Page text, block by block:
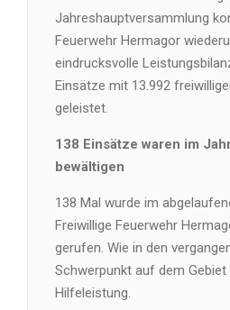
Jahreshauptversammlung
Feuerwehr Hermagor
eindrucksvolle
Einsätze mit 13.992
geleistet.
138 Einsätze waren im
bewältigen
138 Mal wurde im
Freiwillige Feuerwehr
gerufen. Wie in den
Schwerpunkt auf dem
Hilfeleistung.